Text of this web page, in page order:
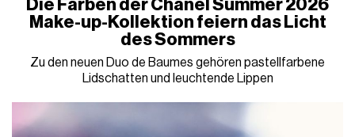
Die Farben der Chanel Summer 2026
Make-up-Kollektion feiern das Licht
des Sommers
Zu den neuen Duo de Baumes gehören pastellfarbene
Lidschatten und leuchtende Lippen